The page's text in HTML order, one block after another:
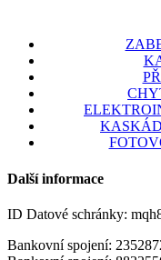
Další informace
ID Datové schránky:
Bankovní spojení: